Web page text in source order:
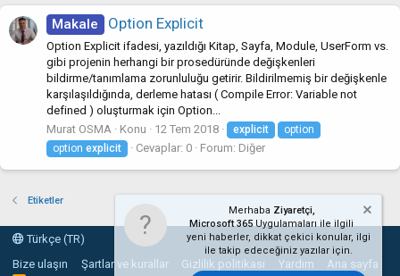
Makale Option Explicit
Option Explicit ifadesi, yazıldığı Kitap, Sayfa, Module, UserForm vs.
gibi projenin herhangi bir prosedüründe değişkenleri
bildirme/tanımlama zorunluluğu getirir. Bildirilmemiş bir değişkenle
karşılaşıldığında, derleme hatası ( Compile Error: Variable not
defined ) oluşturmak için Option...
Murat OSMA
Konu 12 Tem 2018 explicit
option
option explicit Cevaplar: 0 Forum: Diğer
Etiketler
Türkçe (TR)
Bize ulaşın
Şartlar ve kurallar Gizlilik politikası Yardım Ana sayfa
Merhaba Ziyaretçi,
Microsoft 365Uygulamaları ile ilgili
yeni haberler, dikkat çekici konular, ilgi
ile takip edeceğiniz yazılar için.